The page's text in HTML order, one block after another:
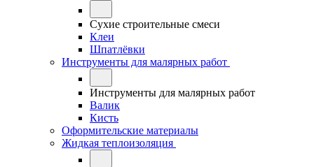
Сухие строительные смеси
Клеи
Шпатлёвки
Инструменты для малярных работ
Инструменты для малярных работ
Валик
Кисть
Оформительские материалы
Жидкая теплоизоляция